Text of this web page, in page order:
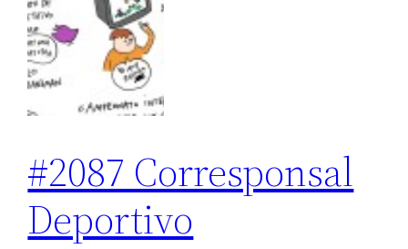
#2087 Corresponsal
Deportivo